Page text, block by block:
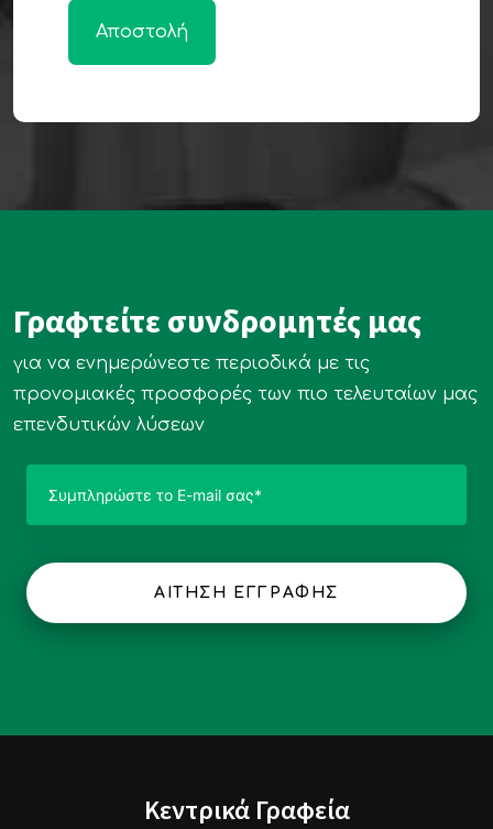
Αποστολή
Γραφτείτε συνδρομητές μας
για να ενημερώνεστε περιοδικά με τις
προνομιακές προσφορές των πιο τελευταίων μας
επενδυτικών λύσεων
ΑΙΤΗΣΗ ΕΓΓΡΑΦΗΣ
Κεντρικά Γραφεία